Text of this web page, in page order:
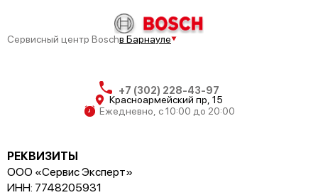
Bosch HLN445220
Сервисный центр Boschв Барнауле
+7 (302) 228-43-97
Красноармейский пр, 15
Ежедневно, с 10:00 до 20:00
РЕКВИЗИТЫ
ООО «Сервис Эксперт»
ИНН: 7748205931